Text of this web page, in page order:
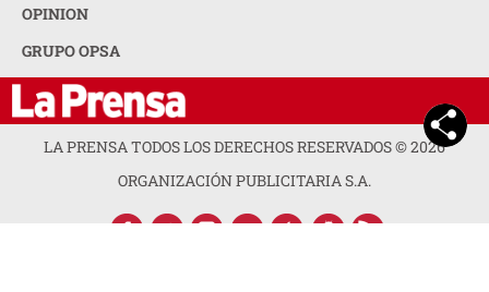
OPINION
GRUPO OPSA
LA PRENSA TODOS LOS DERECHOS RESERVADOS ©2026
ORGANIZACIÓN PUBLICITARIA S.A.